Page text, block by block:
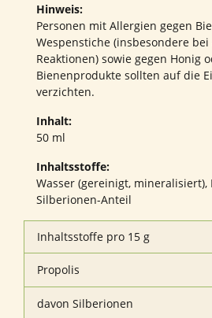
Hinweis:
Personen mit Allergien gegen
Wespenstiche (insbesondere
Reaktionen) sowie gegen Honig
Bienenprodukte sollten auf die
verzichten.
Inhalt:
50 ml
Inhaltsstoffe:
Wasser (gereinigt, mineralisiert),
Silberionen-Anteil
Inhaltsstoffe pro 15 g
Propolis
davon Silberionen